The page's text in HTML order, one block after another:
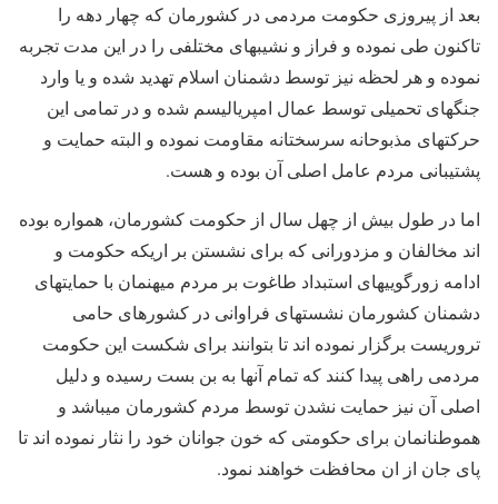
بعد از پیروزی حکومت مردمی در کشورمان که چهار دهه را
تاکنون طی نموده و فراز و نشیبهای مختلفی را در این مدت تجربه
نموده و هر لحظه نیز توسط دشمنان اسلام تهدید شده و یا وارد
جنگهای تحمیلی توسط عمال امپریالیسم شده و در تمامی این
حرکتهای مذبوحانه سرسختانه مقاومت نموده و البته حمایت و
پشتیبانی مردم عامل اصلی آن بوده و هست.
اما در طول بیش از چهل سال از حکومت کشورمان، همواره بوده
اند مخالفان و مزدورانی که برای نشستن بر اریکه حکومت و
ادامه زورگوییهای استبداد طاغوت بر مردم میهنمان با حمایتهای
دشمنان کشورمان نشستهای فراوانی در کشورهای حامی
تروریست برگزار نموده اند تا بتوانند برای شکست این حکومت
مردمی راهی پیدا کنند که تمام آنها به بن بست رسیده و دلیل
اصلی آن نیز حمایت نشدن توسط مردم کشورمان میباشد و
هموطنانمان برای حکومتی که خون جوانان خود را نثار نموده اند تا
پای جان از ان محافظت خواهند نمود.